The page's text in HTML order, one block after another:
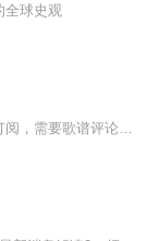
全球史观